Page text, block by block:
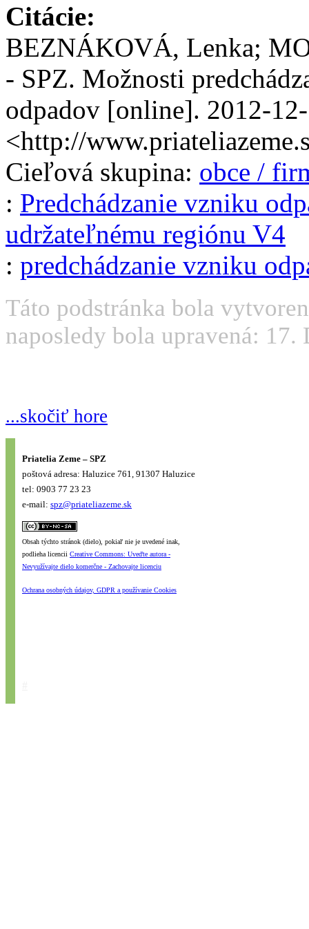
Citácie:
BEZNÁKOVÁ, Lenka;
- SPZ. Možnosti
odpadov [online]. 2012-
<http://
Cieľová skupina: obce /
: Predchádzanie vzniku
udržateľnému regiónu V4
: predchádzanie vzniku
Táto podstránka bola
naposledy bola upravená: 17.
...skočiť hore
Priatelia Zeme – SPZ
poštová adresa: Haluzice 761, 91307 Haluzice
tel: 0903 77 23 23
e-mail: spz@priateliazeme.sk
Obsah týchto stránok (dielo), pokiaľ nie je uvedené inak,
podlieha licencii Creative Commons: Uveďte autora -
Nevyužívajte dielo komerčne - Zachovajte licenciu
Ochrana osobných údajov, GDPR a používanie Cookies